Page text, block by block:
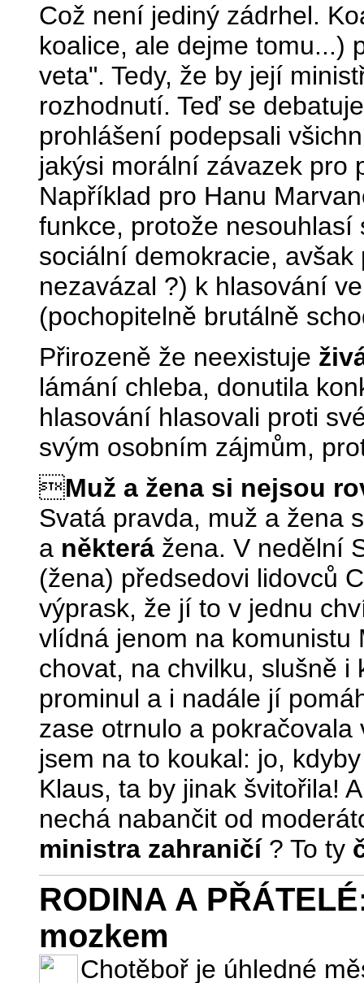
Což není jediný zádrhel.
koalice, ale dejme tomu...)
veta". Tedy, že by její
rozhodnutí. Teď se
prohlášení podepsali
jakýsi morální závazek pro
Například pro Hanu
funkce, protože
sociální demokracie,
nezavázal ?) k hlasování
(pochopitelně brutálně
Přirozeně že neexistuje
lámání chleba, donutila
hlasování hlasovali proti
svým osobním zájmům,
Muž a žena si nejsou
Svatá pravda, muž a žena
a některá žena. V nedělní
(žena) předsedovi lidovců
výprask, že jí to v jednu
vlídná jenom na komunistu
chovat, na chvilku, slušně
prominul a i nadále jí
zase otrnulo a
jsem na to koukal: jo,
Klaus, ta by jinak švitořila!
nechá nabančit od
ministra zahraničí? To ty
RODINA A
mozkem
Chotěboř je úhledné